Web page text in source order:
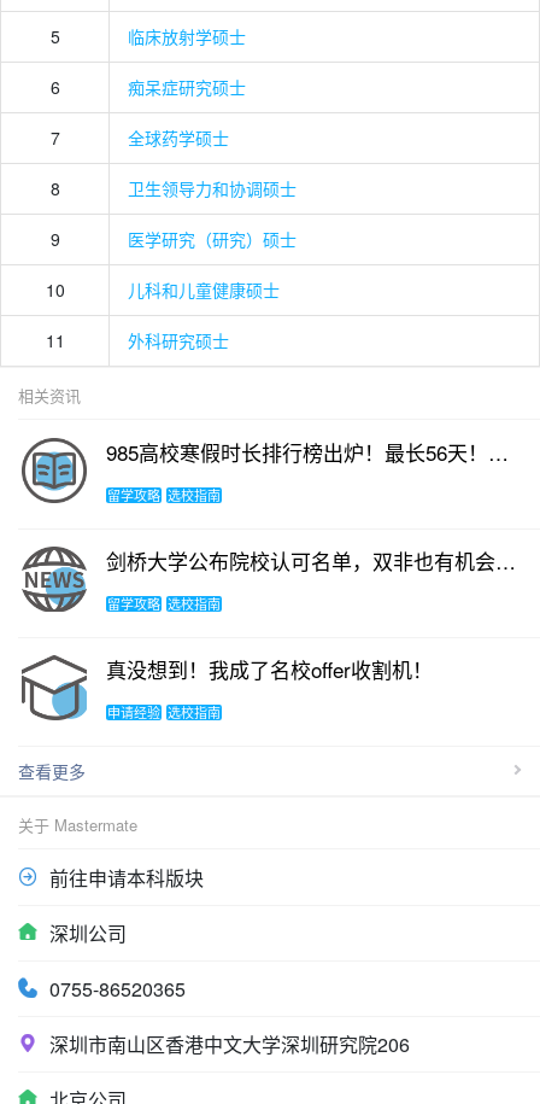
5 临床放射学硕士
6 痴呆症研究硕士
7 全球药学硕士
8 卫生领导力和协调硕士
9 医学研究（研究）硕士
10 儿科和儿童健康硕士
11 外科研究硕士
相关资讯
985高校寒假时长排行榜出炉！最长56天！申请人如何过寒假？
留学攻略 选校指南
剑桥大学公布院校认可名单，双非也有机会了？！
留学攻略 选校指南
真没想到！我成了名校offer收割机！
申请经验 选校指南
查看更多
关于 Mastermate
前往申请本科版块
深圳公司
0755-86520365
深圳市南山区香港中文大学深圳研究院206